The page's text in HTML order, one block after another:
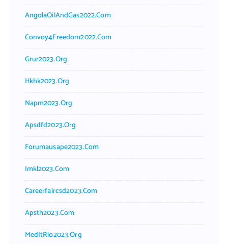
AngolaOilAndGas2022.com
Convoy4Freedom2022.com
Grur2023.org
Hkhk2023.org
Napm2023.org
Apsdfd2023.org
Forumausape2023.com
Imkl2023.com
Careerfaircsd2023.com
Apsth2023.com
MedItRio2023.org